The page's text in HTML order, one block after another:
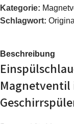
Kategorie:
Schlagwort: Original
Beschreibung
Magnetventil